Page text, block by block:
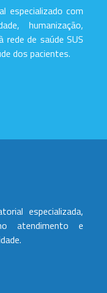
especializado com
humanização,
rede de saúde SUS
dos pacientes.
especializada,
atendimento e